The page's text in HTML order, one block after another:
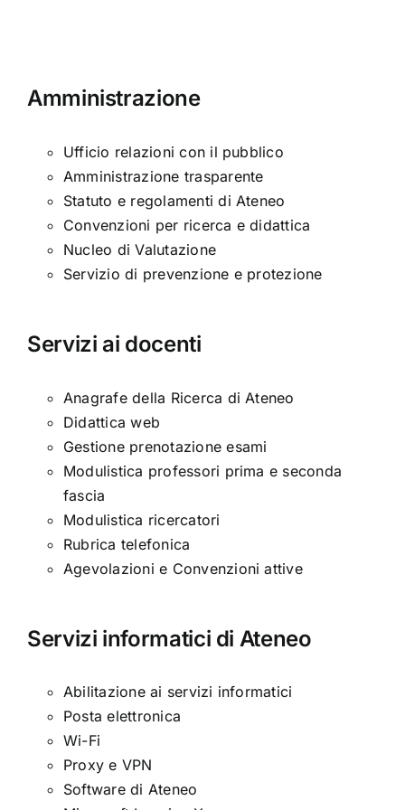
Amministrazione
Ufficio relazioni con il pubblico
Amministrazione trasparente
Statuto e regolamenti di Ateneo
Convenzioni per ricerca e didattica
Nucleo di Valutazione
Servizio di prevenzione e protezione
Servizi ai docenti
Anagrafe della Ricerca di Ateneo
Didattica web
Gestione prenotazione esami
Modulistica professori prima e seconda
fascia
Modulistica ricercatori
Rubrica telefonica
Agevolazioni e Convenzioni attive
Servizi informatici di Ateneo
Abilitazione ai servizi informatici
Posta elettronica
Wi-Fi
Proxy e VPN
Software di Ateneo